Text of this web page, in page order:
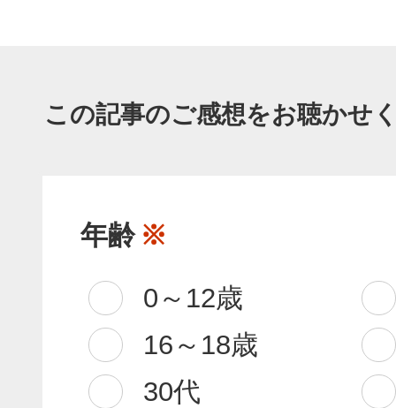
この記事のご感想をお聴かせ
年齢 ※
0～12歳
16～18歳
30代